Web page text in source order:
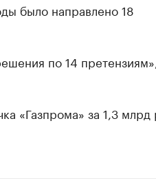
было направлено 18
по 14
«Газпрома» за 1,3 млрд